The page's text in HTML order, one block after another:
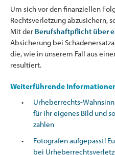
Um sich vor den finanziellen
Rechtsverletzung abzusichern,
Mit der Berufshaftpflicht über
Absicherung bei
die, wie in unserem Fall aus
resultiert.
Weiterführende
Urheberrechts-
für ihr eigenes Bild und
zahlen
Fotografen aufgepasst!
bei